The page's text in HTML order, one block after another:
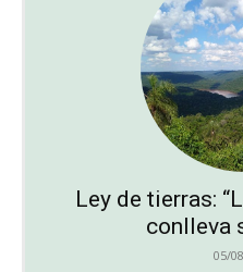
Ley de tierras:
conlleva
05/